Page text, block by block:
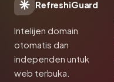
RefreshiGuard
Intelijen domain
otomatis dan
independen untuk
web terbuka.